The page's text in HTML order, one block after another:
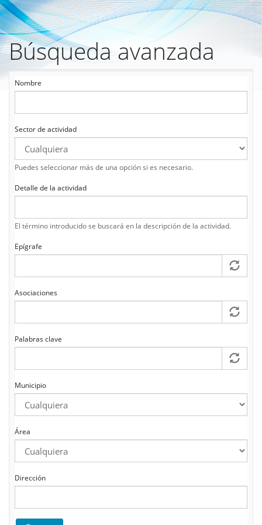
Pasar
al
contenido
principal
Búsqueda avanzada
Nombre
Sector de actividad
Puedes seleccionar más de una opción si es necesario.
Detalle de la actividad
El término introducido se buscará en la descripción de la actividad.
Epígrafe
Asociaciones
Palabras clave
Municipio
Área
Dirección